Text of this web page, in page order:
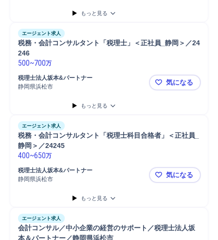
もっと見る
エージェント求人
税務・会計コンサルタント「税理士」＜正社員_静岡＞／24
246
500~700万
税理士法人坂本&パートナー
静岡県浜松市
税務・会計
気になる
もっと見る
エージェント求人
税務・会計コンサルタント「税理士科目合格者」＜正社員_
静岡＞／24245
400~650万
税理士法人坂本&パートナー
静岡県浜松市
税務・会計
気になる
もっと見る
エージェント求人
会計コンサル／中小企業の経営のサポート／税理士法人坂
本＆パートナー／静岡県浜松市